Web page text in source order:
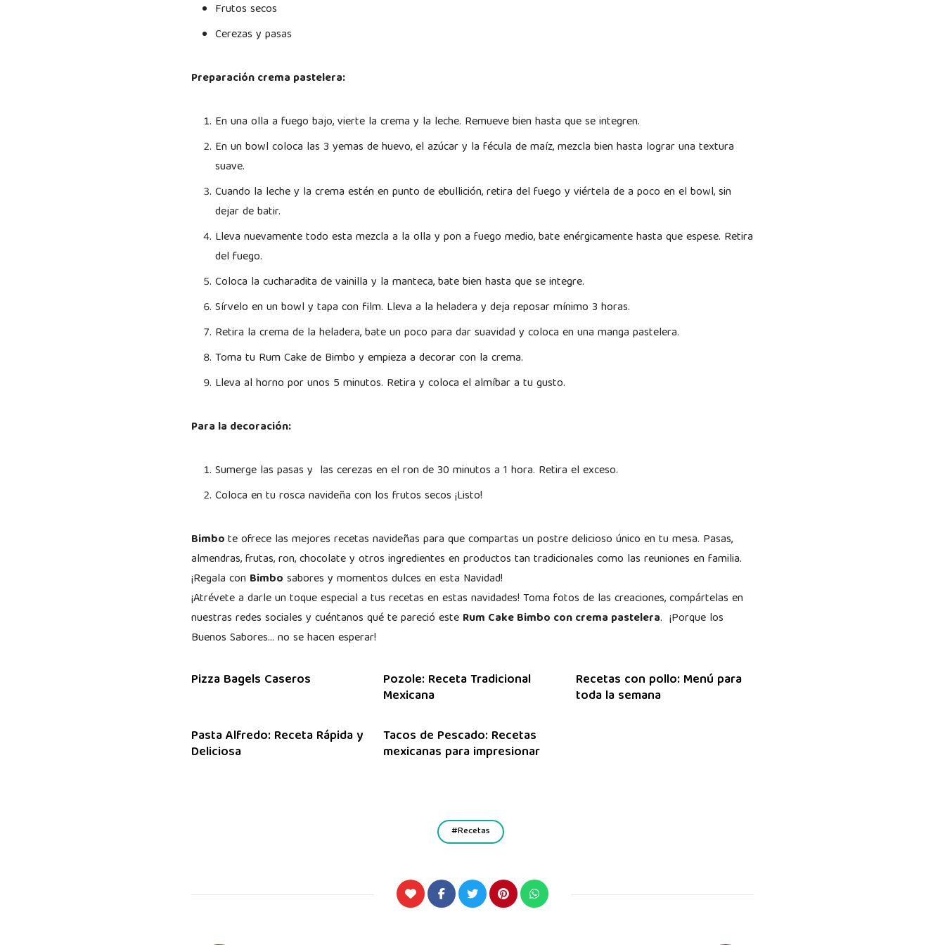
Frutos secos
Cerezas y pasas
Preparación crema pastelera:
En una olla a fuego bajo, vierte la crema y la leche. Remueve bien hasta que se integren.
En un bowl coloca las 3 yemas de huevo, el azúcar y la fécula de maíz, mezcla bien hasta lograr una textura
suave.
Cuando la leche y la crema estén en punto de ebullición, retira del fuego y viértela de a poco en el bowl, sin
dejar de batir.
Lleva nuevamente todo esta mezcla a la olla y pon a fuego medio, bate enérgicamente hasta que espese. Retira
del fuego.
Coloca la cucharadita de vainilla y la manteca, bate bien hasta que se integre.
Sírvelo en un bowl y tapa con film. Lleva a la heladera y deja reposar mínimo 3 horas.
Retira la crema de la heladera, bate un poco para dar suavidad y coloca en una manga pastelera.
Toma tu Rum Cake de Bimbo y empieza a decorar con la crema.
Lleva al horno por unos 5 minutos. Retira y coloca el almíbar a tu gusto.
Para la decoración:
Sumerge las pasas y las cerezas en el ron de 30 minutos a 1 hora. Retira el exceso.
Coloca en tu rosca navideña con los frutos secos ¡Listo!
Bimbote ofrece las mejores recetas navideñas para que compartas un postre delicioso único en tu mesa. Pasas,
almendras, frutas, ron, chocolate y otros ingredientes en productos tan tradicionales como las reuniones en familia.
¡Regala con Bimbo sabores y momentos dulces en esta Navidad!
¡Atrévete a darle un toque especial a tus recetas en estas navidades! Toma fotos de las creaciones, compártelas en
nuestras redes sociales y cuéntanos qué te pareció este Rum Cake Bimbo con crema pastelera. ¡Porque los
Buenos Sabores… no se hacen esperar!
Pizza Bagels Caseros Pozole: Receta Tradicional
Mexicana
Recetas con pollo: Menú para
toda la semana
Pasta Alfredo: Receta Rápida y
Deliciosa
Tacos de Pescado: Recetas
mexicanas para impresionar
Recetas